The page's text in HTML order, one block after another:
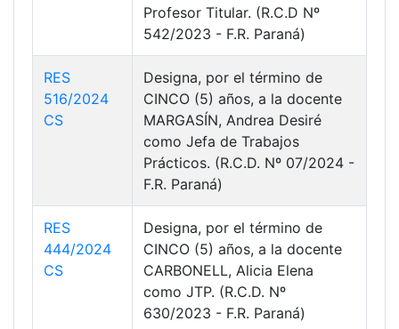
Profesor Titular. (R.C.D Nº
542/2023 - F.R. Paraná)
RES
516/2024
CS
Designa, por el término de
CINCO (5) años, a la docente
MARGASÍN, Andrea Desiré
como Jefa de Trabajos
Prácticos. (R.C.D. Nº 07/2024 -
F.R. Paraná)
RES
444/2024
CS
Designa, por el término de
CINCO (5) años, a la docente
CARBONELL, Alicia Elena
como JTP. (R.C.D. Nº
630/2023 - F.R. Paraná)